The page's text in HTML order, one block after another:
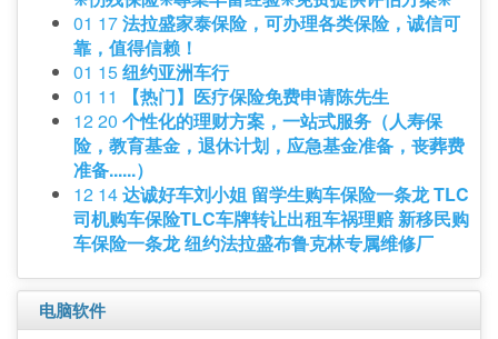
01 17法拉盛家泰保险，可办理各类保险，诚信可
靠，值得信赖！
01 15纽约亚洲车行
01 11
【热门】医疗保险免费申请陈先生
12 20 个性化的理财方案，一站式服务（人寿保
险，教育基金，退休计划，应急基金准备，丧葬费
准备......）
12 14达诚好车刘小姐 留学生购车保险一条龙 TLC
司机购车保险TLC车牌转让出租车祸理赔 新移民购
车保险一条龙 纽约法拉盛布鲁克林专属维修厂
电脑软件